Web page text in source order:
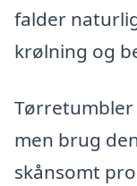
falder
krølning og
men brug
skånsomt